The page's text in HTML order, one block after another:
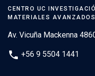
CENTRO UC
MATERIALES
Av. Vicuña Mackenna
phone +56 9 5504 1441